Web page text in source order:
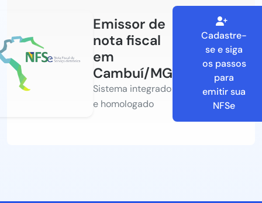
Emissor de
nota fiscal
em
Cambuí/MG
Sistema integrado
e homologado
Cadastre-
se e siga
os passos
para
emitir sua
NFSe